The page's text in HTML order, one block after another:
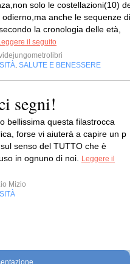
solo le costellazioni(10)
odierno,ma anche le sequenze di
la cronologia delle età,
il seguito
SALUTE E BENESSERE
segni!
bellissima questa filastrocca
forse vi aiuterà a capire un p
senso del TUTTO che è
in ognuno di noi.
Leggere il
Mizio